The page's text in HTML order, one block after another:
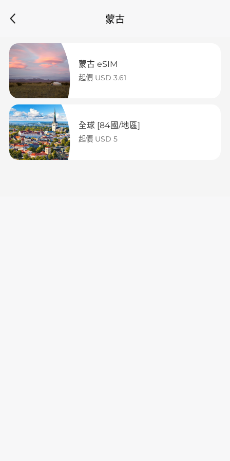
蒙古
蒙古 eSIM
起價 USD 3.61
全球 [84國/地區]
起價 USD 5